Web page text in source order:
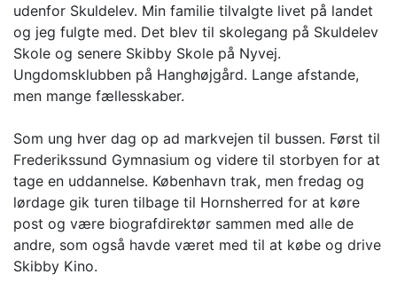
udenfor Skuldelev. Min familie tilvalgte livet på landet
og jeg fulgte med. Det blev til skolegang på Skuldelev
Skole og senere Skibby Skole på Nyvej.
Ungdomsklubben på Hanghøjgård. Lange afstande,
men mange fællesskaber.
Som ung hver dag op ad markvejen til bussen. Først til
Frederikssund Gymnasium og videre til storbyen for at
tage en uddannelse. København trak, men fredag og
lørdage gik turen tilbage til Hornsherred for at køre
post og være biografdirektør sammen med alle de
andre, som også havde været med til at købe og drive
Skibby Kino.